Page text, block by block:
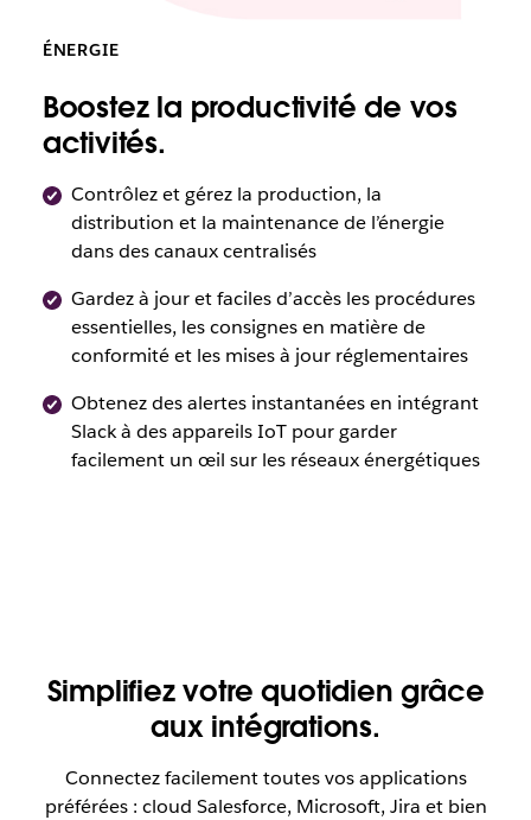
ÉNERGIE
Boostez la productivité de vos
activités.
Contrôlez et gérez la production, la
distribution et la maintenance de l’énergie
dans des canaux centralisés
Gardez à jour et faciles d’accès les procédures
essentielles, les consignes en matière de
conformité et les mises à jour réglementaires
Obtenez des alertes instantanées en intégrant
Slack à des appareils IoT pour garder
facilement un œil sur les réseaux énergétiques
Simplifiez votre quotidien grâce
aux intégrations.
Connectez facilement toutes vos applications
préférées : cloud Salesforce, Microsoft, Jira et bien